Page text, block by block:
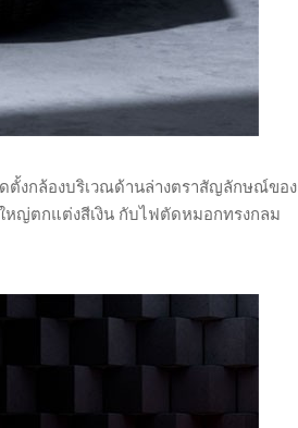
ตั้งกล้องบริเวณด้านล่างตราสัญลักษณ์ของ
ญ่ตกแต่งสีเงิน กับไฟตัดหมอกทรงกลม